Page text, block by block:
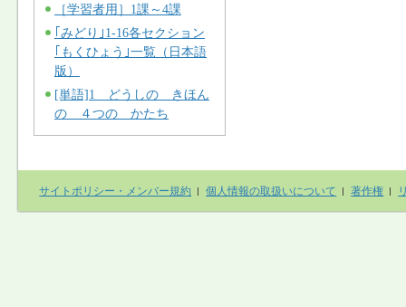
［学習者用］1課～4課
｢みどり｣1-16各セクション
｢もくひょう｣一覧（日本語
版）
[単語]1 どうしの きほん
の ４つの かたち
サイトポリシー・メンバー規約 個人情報の取扱いについて 著作権